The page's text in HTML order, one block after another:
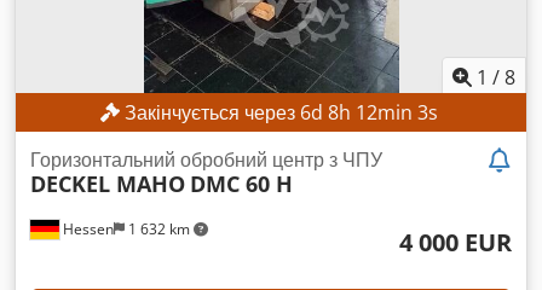
1 /8
Закінчується через 6d 8h 12min 1s
Hessen 1 632 km
Горизонтальний обробний центр з ЧПУ
DECKEL MAHO DMC 60 H
4 000 EUR